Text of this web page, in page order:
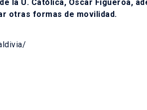
la U. Católica, Oscar Figueroa,
otras formas de movilidad.